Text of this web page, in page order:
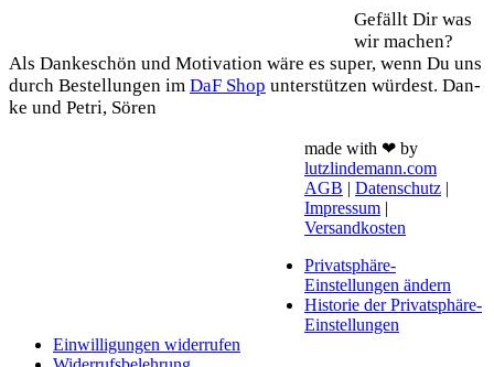
Gefällt Dir was
wir machen?
Als Dan­ke­schön und Moti­va­ti­on wäre es super, wenn Du uns
durch Bestel­lun­gen im DaF Shop unter­stüt­zen wür­dest. Dan­
ke und Petri, Sören
made with ❤ by
lutzlindemann.com
AGB | Datenschutz |
Impressum |
Versandkosten
Privatsphäre-
Einstellungen ändern
Historie der Privatsphäre-
Einstellungen
Einwilligungen widerrufen